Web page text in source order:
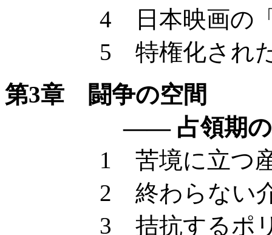
4 日本映画の「
5 特権化された
第3章 闘争の空間
—— 占領期の検
1 苦境に立つ産
2 終わらない
3 拮抗するポリ